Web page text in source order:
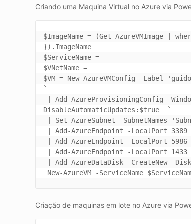
Criando uma Maquina Virtual no Azure via
$ImageName = (Get-AzureVMImage |
}).ImageName
$ServiceName =
$VNetName =
$VM = New-AzureVMConfig -Label
`
DisableAutomaticUpdates:$true  `
Criação de maquinas em lote no Azure via